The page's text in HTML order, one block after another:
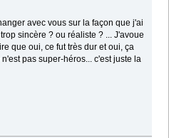
avec vous sur la façon que j'ai
sincère ? ou réaliste ? ... J'avoue
que oui, ce fut très dur et oui, ça
pas super-héros... c'est juste la